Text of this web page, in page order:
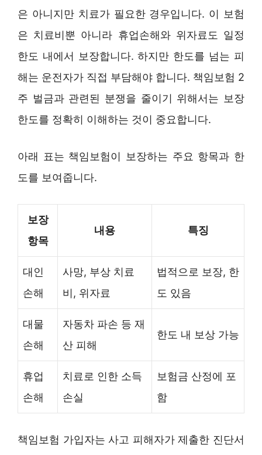
은 아니지만 치료가 필요한 경우입니다. 이 보험
은 치료비뿐 아니라 휴업손해와 위자료도 일정
한도 내에서 보장합니다. 하지만 한도를 넘는 피
해는 운전자가 직접 부담해야 합니다. 책임보험 2
주 벌금과 관련된 분쟁을 줄이기 위해서는 보장
한도를 정확히 이해하는 것이 중요합니다.
아래 표는 책임보험이 보장하는 주요 항목과 한
도를 보여줍니다.
보장
항목
내용 특징
대인
손해
사망, 부상 치료
비, 위자료
법적으로 보장, 한
도 있음
대물
손해
자동차 파손 등 재
산 피해
한도 내 보상 가능
휴업
손해
치료로 인한 소득
손실
보험금 산정에 포
함
책임보험 가입자는 사고 피해자가 제출한 진단서